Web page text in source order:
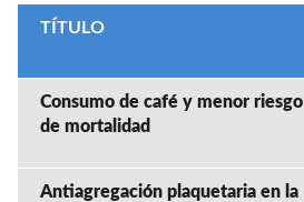
TÍTULO
Consumo de café y menor riesgo
de mortalidad
Antiagregación plaquetaria en la